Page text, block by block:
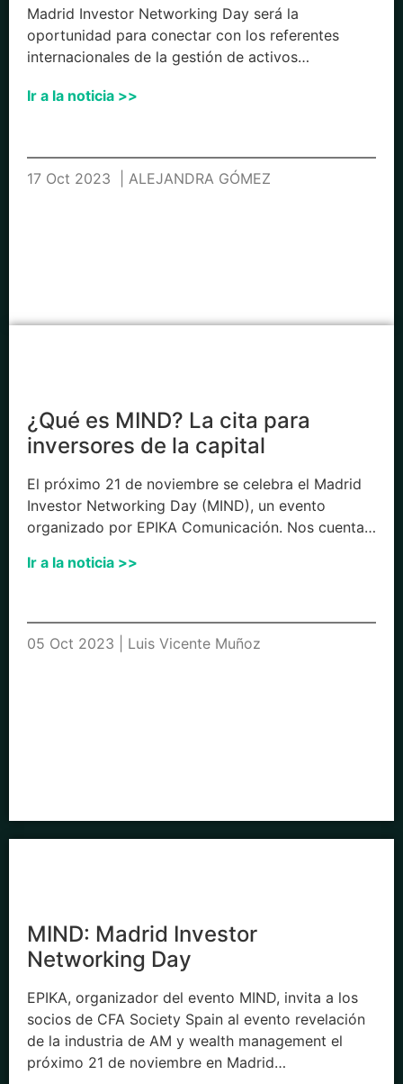
Madrid Investor Networking Day será la
oportunidad para conectar con los referentes
internacionales de la gestión de activos…
Ir a la noticia >>
17 Oct 2023 | ALEJANDRA GÓMEZ
¿Qué es MIND? La cita para
inversores de la capital
El próximo 21 de noviembre se celebra el Madrid
Investor Networking Day (MIND), un evento
organizado por EPIKA Comunicación. Nos cuenta…
Ir a la noticia >>
05 Oct 2023 | Luis Vicente Muñoz
MIND: Madrid Investor
Networking Day
EPIKA, organizador del evento MIND, invita a los
socios de CFA Society Spain al evento revelación
de la industria de AM y wealth management el
próximo 21 de noviembre en Madrid…